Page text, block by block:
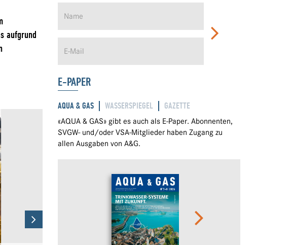
aufgrund
E-PAPER
AQUA & GAS WASSERSPIEGEL GAZETTE
«AQUA & GAS» gibt es auch als E-Paper. Abonnenten,
SVGW- und/oder VSA-Mitglieder haben Zugang zu
allen Ausgaben von A&G.